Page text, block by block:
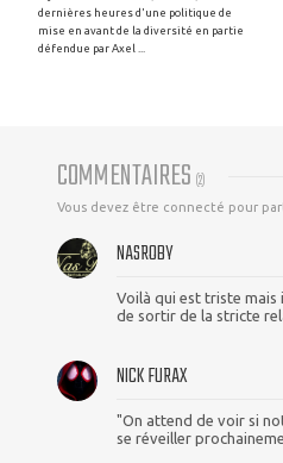
dernières heures d'une politique de
mise en avant de la diversité en partie
défendue par Axel ...
COMMENTAIRES (2)
Vous devez être connecté pour
NASROBY
Voilà qui est triste mais
de sortir de la stricte
NICK FURAX
"On attend de voir si
se réveiller